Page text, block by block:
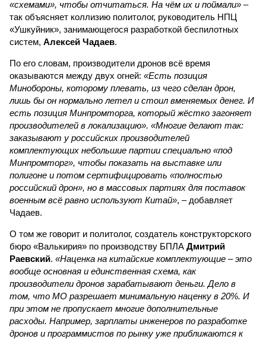
«схемами», чтобы отчитаться. На чём их и поймали» –
так объясняет коллизию политолог, руководитель НПЦ
«Ушкуйник», занимающегося разработкой беспилотных
систем, Алексей Чадаев.
По его словам, производители дронов всё время
оказываются между двух огней: «Есть позиция
Минобороны, которому плевать, из чего сделан дрон,
лишь бы он нормально летел и стоил вменяемых денег. И
есть позиция Минпромторга, который жёстко загоняет
производителей в локализацию». «Многие делают так:
заказывают у российских производителей
комплектующих небольшие партии специально «под
Минпромторг», чтобы показать на выставке или
полигоне и потом сертифицировать «полностью
российский дрон», но в массовых партиях для поставок
военным всё равно используют Китай», – добавляет
Чадаев.
О том же говорит и политолог, создатель конструкторского
бюро «Валькирия» по производству БПЛА Дмитрий
Раевский. «Наценка на китайские комплектующие – это
вообще основная и единственная схема, как
производители дронов зарабатывают деньги. Дело в
том, что МО разрешает минимальную наценку в 20%. И
при этом не пропускает многие дополнительные
расходы. Например, зарплаты инженеров по разработке
дронов и программистов по рынку уже приближаются к